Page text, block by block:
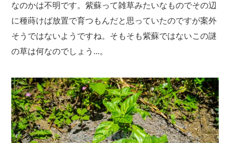
なのかは不明です。紫蘇って雑草みたいなものでその辺
に種蒔けば放置で育つもんだと思っていたのですが案外
そうではないようですね。そもそも紫蘇ではないこの謎
の草は何なのでしょう...。